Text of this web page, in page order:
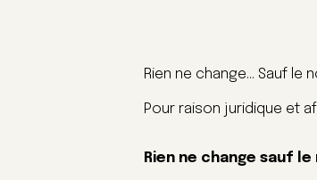
Rien ne change… Sauf le
Pour raison juridique et
Rien ne change sauf le